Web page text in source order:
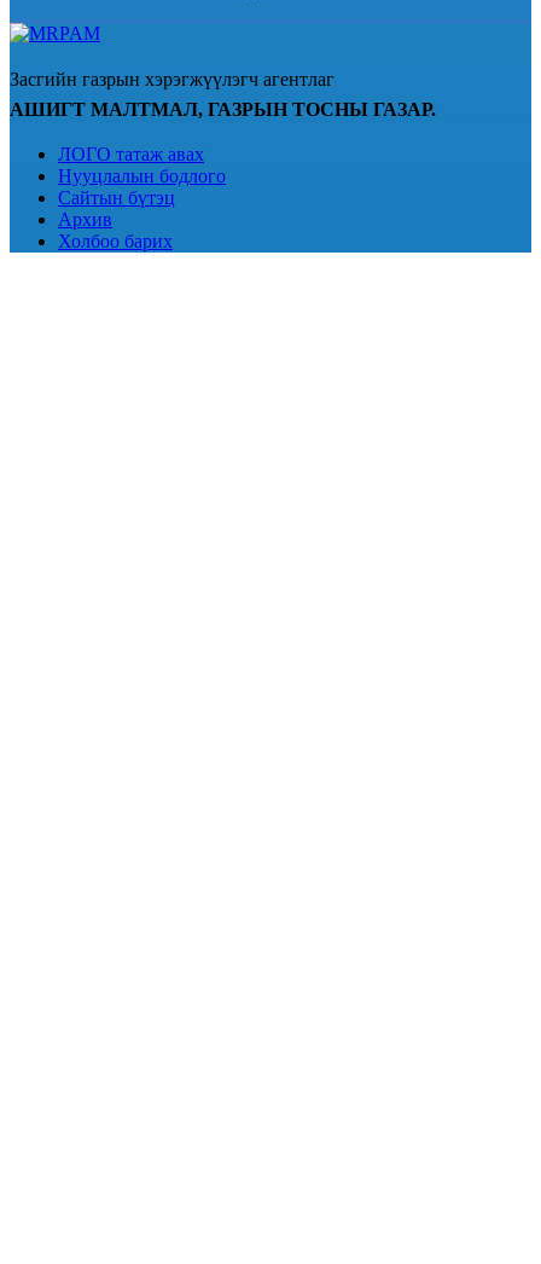
Засгийн газрын хэрэгжүүлэгч агентлаг
АШИГТ МАЛТМАЛ, ГАЗРЫН ТОСНЫ ГАЗАР.
ЛОГО татаж авах
Нууцлалын бодлого
Сайтын бүтэц
Архив
Холбоо барих